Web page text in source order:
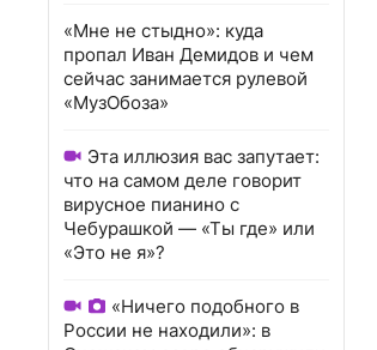
«Мне не стыдно»: куда
пропал Иван Демидов и чем
сейчас занимается рулевой
«МузОбоза»
Эта иллюзия вас запутает:
что на самом деле говорит
вирусное пианино с
Чебурашкой — «Ты где» или
«Это не я»?
«Ничего подобного в
России не находили»: в